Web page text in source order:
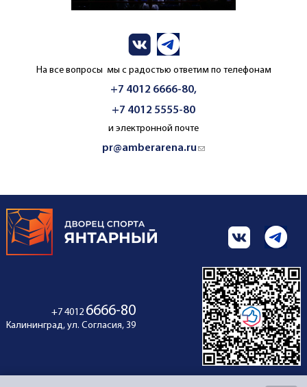
На все вопросы мы с радостью ответим по телефонам
+7 4012 6666-80,
+7 4012 5555-80
и электронной почте
pr@amberarena.ru(link sends e-mail)
+7 4012 6666-80
Калининград, ул. Согласия, 39